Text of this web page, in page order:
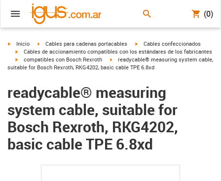
(0)
igus-icon-arrow-right
Inicio igus-icon-arrow-right
Cables para cadenas portacables igus-icon-arrow-right
Cables confeccionados
igus-icon-arrow-right
Cables de accionamiento compatibles con los estándares de los fabricantes
igus-icon-arrow-right
compatibles con Bosch Rexroth igus-icon-arrow-right
readycable® measuring system cable,
suitable for Bosch Rexroth, RKG4202, basic cable TPE 6.8xd
readycable® measuring
system cable, suitable for
Bosch Rexroth, RKG4202,
basic cable TPE 6.8xd